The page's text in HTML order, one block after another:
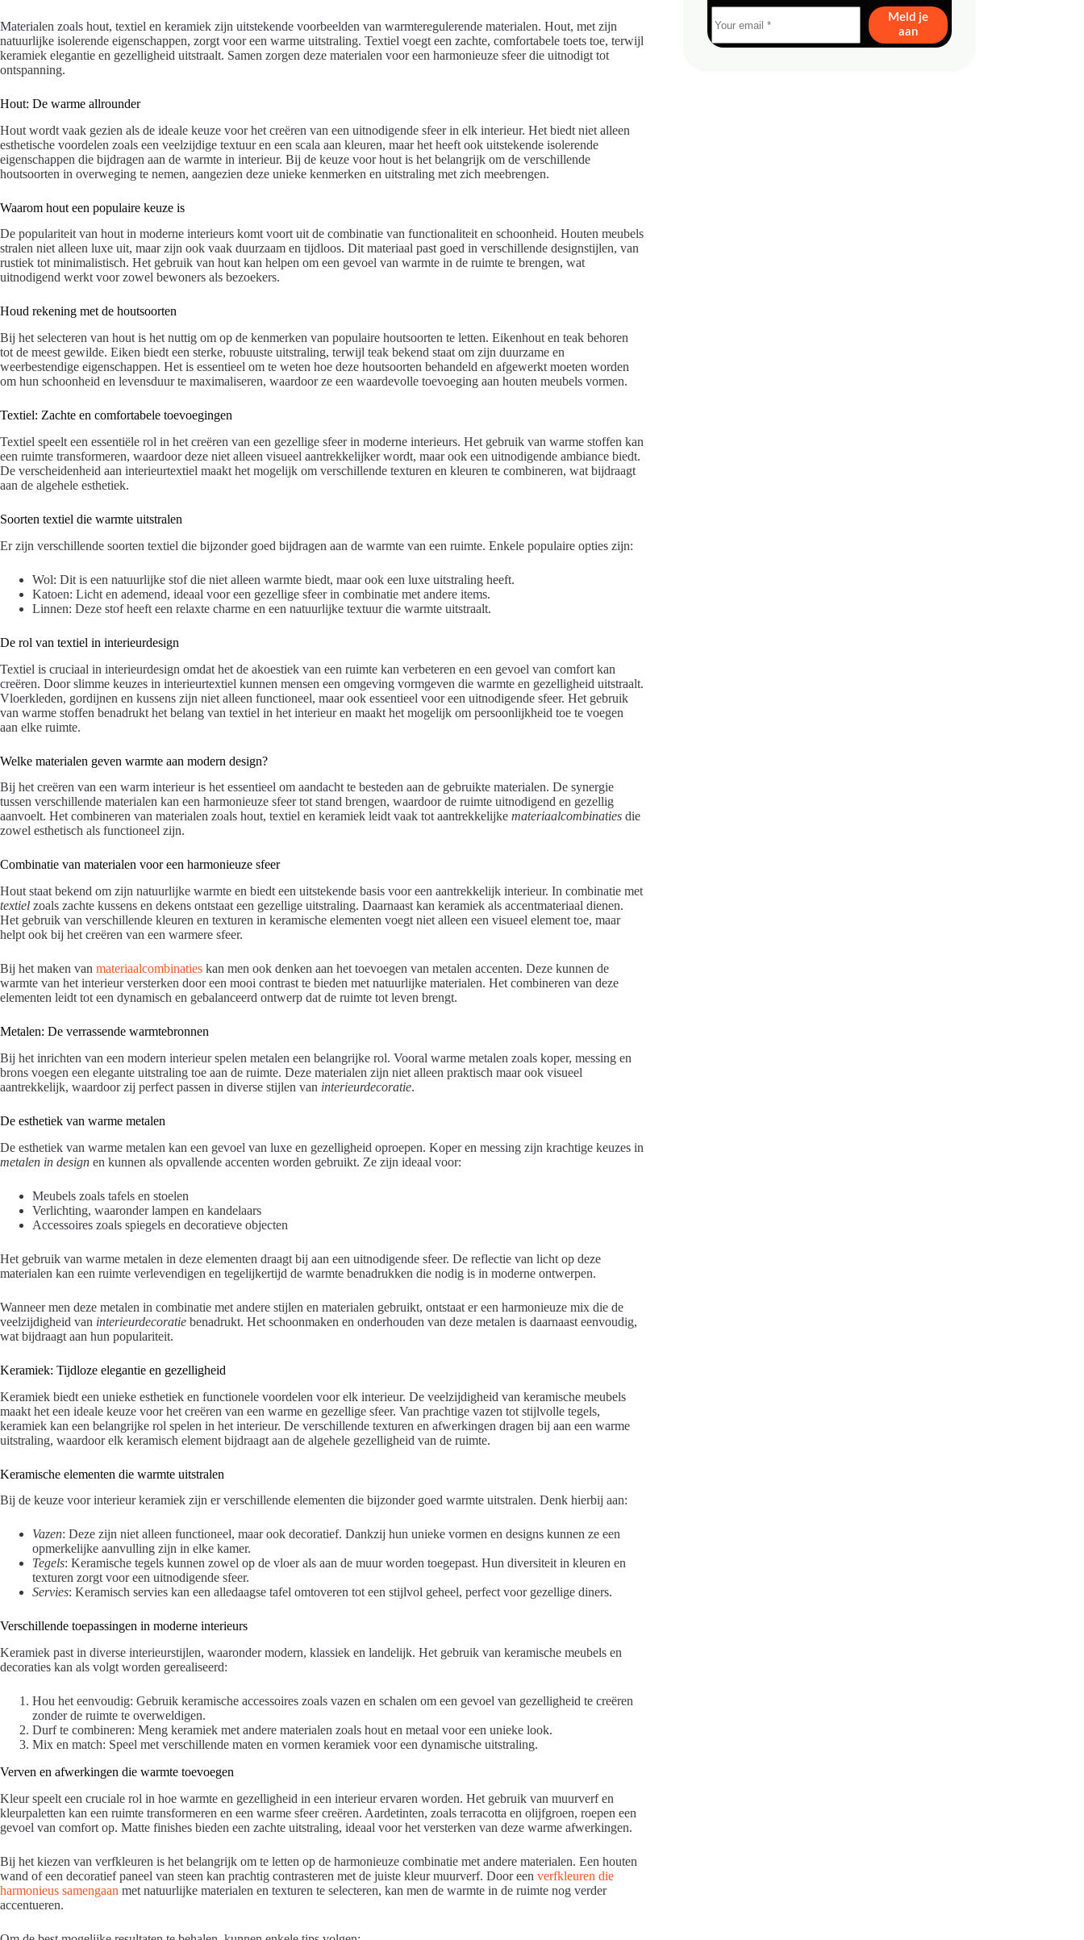
Materialen zoals hout, textiel en keramiek zijn uitstekende voorbeelden van warmteregulerende materialen. Hout, met zijn
natuurlijke isolerende eigenschappen, zorgt voor een warme uitstraling. Textiel voegt een zachte, comfortabele toets toe, terwijl
keramiek elegantie en gezelligheid uitstraalt. Samen zorgen deze materialen voor een harmonieuze sfeer die uitnodigt tot
ontspanning.
Hout: De warme allrounder
Hout wordt vaak gezien als de ideale keuze voor het creëren van een uitnodigende sfeer in elk interieur. Het biedt niet alleen
esthetische voordelen zoals een veelzijdige textuur en een scala aan kleuren, maar het heeft ook uitstekende isolerende
eigenschappen die bijdragen aan de warmte in interieur. Bij de keuze voor hout is het belangrijk om de verschillende
houtsoorten in overweging te nemen, aangezien deze unieke kenmerken en uitstraling met zich meebrengen.
Waarom hout een populaire keuze is
De populariteit van hout in moderne interieurs komt voort uit de combinatie van functionaliteit en schoonheid. Houten meubels
stralen niet alleen luxe uit, maar zijn ook vaak duurzaam en tijdloos. Dit materiaal past goed in verschillende designstijlen, van
rustiek tot minimalistisch. Het gebruik van hout kan helpen om een gevoel van warmte in de ruimte te brengen, wat
uitnodigend werkt voor zowel bewoners als bezoekers.
Houd rekening met de houtsoorten
Bij het selecteren van hout is het nuttig om op de kenmerken van populaire houtsoorten te letten. Eikenhout en teak behoren
tot de meest gewilde. Eiken biedt een sterke, robuuste uitstraling, terwijl teak bekend staat om zijn duurzame en
weerbestendige eigenschappen. Het is essentieel om te weten hoe deze houtsoorten behandeld en afgewerkt moeten worden
om hun schoonheid en levensduur te maximaliseren, waardoor ze een waardevolle toevoeging aan houten meubels vormen.
Textiel: Zachte en comfortabele toevoegingen
Textiel speelt een essentiële rol in het creëren van een gezellige sfeer in moderne interieurs. Het gebruik van warme stoffen kan
een ruimte transformeren, waardoor deze niet alleen visueel aantrekkelijker wordt, maar ook een uitnodigende ambiance biedt.
De verscheidenheid aan interieurtextiel maakt het mogelijk om verschillende texturen en kleuren te combineren, wat bijdraagt
aan de algehele esthetiek.
Soorten textiel die warmte uitstralen
Er zijn verschillende soorten textiel die bijzonder goed bijdragen aan de warmte van een ruimte. Enkele populaire opties zijn:
Wol: Dit is een natuurlijke stof die niet alleen warmte biedt, maar ook een luxe uitstraling heeft.
Katoen: Licht en ademend, ideaal voor een gezellige sfeer in combinatie met andere items.
Linnen: Deze stof heeft een relaxte charme en een natuurlijke textuur die warmte uitstraalt.
De rol van textiel in interieurdesign
Textiel is cruciaal in interieurdesign omdat het de akoestiek van een ruimte kan verbeteren en een gevoel van comfort kan
creëren. Door slimme keuzes in interieurtextiel kunnen mensen een omgeving vormgeven die warmte en gezelligheid uitstraalt.
Vloerkleden, gordijnen en kussens zijn niet alleen functioneel, maar ook essentieel voor een uitnodigende sfeer. Het gebruik
van warme stoffen benadrukt het belang van textiel in het interieur en maakt het mogelijk om persoonlijkheid toe te voegen
aan elke ruimte.
Welke materialen geven warmte aan modern design?
Bij het creëren van een warm interieur is het essentieel om aandacht te besteden aan de gebruikte materialen. De synergie
tussen verschillende materialen kan een harmonieuze sfeer tot stand brengen, waardoor de ruimte uitnodigend en gezellig
aanvoelt. Het combineren van materialen zoals hout, textiel en keramiek leidt vaak tot aantrekkelijke materiaalcombinaties die
zowel esthetisch als functioneel zijn.
Combinatie van materialen voor een harmonieuze sfeer
Hout staat bekend om zijn natuurlijke warmte en biedt een uitstekende basis voor een aantrekkelijk interieur. In combinatie met
textiel zoals zachte kussens en dekens ontstaat een gezellige uitstraling. Daarnaast kan keramiek als accentmateriaal dienen.
Het gebruik van verschillende kleuren en texturen in keramische elementen voegt niet alleen een visueel element toe, maar
helpt ook bij het creëren van een warmere sfeer.
Bij het maken van materiaalcombinaties kan men ook denken aan het toevoegen van metalen accenten. Deze kunnen de
warmte van het interieur versterken door een mooi contrast te bieden met natuurlijke materialen. Het combineren van deze
elementen leidt tot een dynamisch en gebalanceerd ontwerp dat de ruimte tot leven brengt.
Metalen: De verrassende warmtebronnen
Bij het inrichten van een modern interieur spelen metalen een belangrijke rol. Vooral warme metalen zoals koper, messing en
brons voegen een elegante uitstraling toe aan de ruimte. Deze materialen zijn niet alleen praktisch maar ook visueel
aantrekkelijk, waardoor zij perfect passen in diverse stijlen van interieurdecoratie.
De esthetiek van warme metalen
De esthetiek van warme metalen kan een gevoel van luxe en gezelligheid oproepen. Koper en messing zijn krachtige keuzes in
metalen in design en kunnen als opvallende accenten worden gebruikt. Ze zijn ideaal voor:
Meubels zoals tafels en stoelen
Verlichting, waaronder lampen en kandelaars
Accessoires zoals spiegels en decoratieve objecten
Het gebruik van warme metalen in deze elementen draagt bij aan een uitnodigende sfeer. De reflectie van licht op deze
materialen kan een ruimte verlevendigen en tegelijkertijd de warmte benadrukken die nodig is in moderne ontwerpen.
Wanneer men deze metalen in combinatie met andere stijlen en materialen gebruikt, ontstaat er een harmonieuze mix die de
veelzijdigheid van interieurdecoratie benadrukt. Het schoonmaken en onderhouden van deze metalen is daarnaast eenvoudig,
wat bijdraagt aan hun populariteit.
Keramiek: Tijdloze elegantie en gezelligheid
Keramiek biedt een unieke esthetiek en functionele voordelen voor elk interieur. De veelzijdigheid van keramische meubels
maakt het een ideale keuze voor het creëren van een warme en gezellige sfeer. Van prachtige vazen tot stijlvolle tegels,
keramiek kan een belangrijke rol spelen in het interieur. De verschillende texturen en afwerkingen dragen bij aan een warme
uitstraling, waardoor elk keramisch element bijdraagt aan de algehele gezelligheid van de ruimte.
Keramische elementen die warmte uitstralen
Bij de keuze voor interieur keramiek zijn er verschillende elementen die bijzonder goed warmte uitstralen. Denk hierbij aan:
Vazen: Deze zijn niet alleen functioneel, maar ook decoratief. Dankzij hun unieke vormen en designs kunnen ze een
opmerkelijke aanvulling zijn in elke kamer.
Tegels: Keramische tegels kunnen zowel op de vloer als aan de muur worden toegepast. Hun diversiteit in kleuren en
texturen zorgt voor een uitnodigende sfeer.
Servies: Keramisch servies kan een alledaagse tafel omtoveren tot een stijlvol geheel, perfect voor gezellige diners.
Verschillende toepassingen in moderne interieurs
Keramiek past in diverse interieurstijlen, waaronder modern, klassiek en landelijk. Het gebruik van keramische meubels en
decoraties kan als volgt worden gerealiseerd:
Hou het eenvoudig: Gebruik keramische accessoires zoals vazen en schalen om een gevoel van gezelligheid te creëren
zonder de ruimte te overweldigen.
Durf te combineren: Meng keramiek met andere materialen zoals hout en metaal voor een unieke look.
Mix en match: Speel met verschillende maten en vormen keramiek voor een dynamische uitstraling.
Verven en afwerkingen die warmte toevoegen
Kleur speelt een cruciale rol in hoe warmte en gezelligheid in een interieur ervaren worden. Het gebruik van muurverf en
kleurpaletten kan een ruimte transformeren en een warme sfeer creëren. Aardetinten, zoals terracotta en olijfgroen, roepen een
gevoel van comfort op. Matte finishes bieden een zachte uitstraling, ideaal voor het versterken van deze warme afwerkingen.
Bij het kiezen van verfkleuren is het belangrijk om te letten op de harmonieuze combinatie met andere materialen. Een houten
wand of een decoratief paneel van steen kan prachtig contrasteren met de juiste kleur muurverf. Door een verfkleuren die
harmonieus samengaan met natuurlijke materialen en texturen te selecteren, kan men de warmte in de ruimte nog verder
accentueren.
Meld je
aan